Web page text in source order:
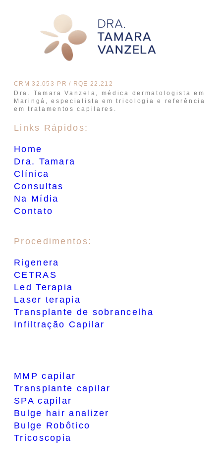
CRM 32.053-PR / RQE 22.212
Dra. Tamara Vanzela, médica dermatologista em
Maringá, especialista em tricologia e referência
em tratamentos capilares.
Links Rápidos:
Home
Dra. Tamara
Clínica
Consultas
Na Mídia
Contato
Procedimentos:
Rigenera
CETRAS
Led Terapia
Laser terapia
Transplante de sobrancelha
Infiltração Capilar
MMP capilar
Transplante capilar
SPA capilar
Bulge hair analizer
Bulge Robôtico
Tricoscopia